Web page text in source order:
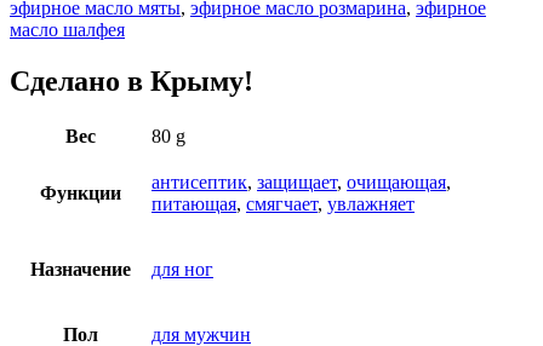
эфирное масло мяты, эфирное масло розмарина, эфирное
масло шалфея
Сделано в Крыму!
Вес 80 g
Функции
антисептик, защищает, очищающая,
питающая, смягчает, увлажняет
Назначение для ног
Пол для мужчин